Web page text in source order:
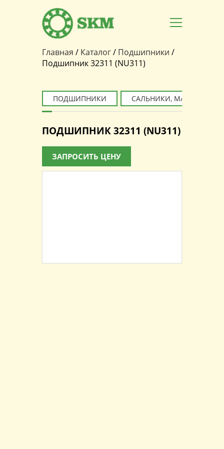
Вы здесь
Главная / Каталог/ Подшипники /
Подшипник 32311 (NU311)
ПОДШИПНИКИ САЛЬНИКИ, МАНЖЕТЫ
ПОДШИПНИК 32311 (NU311)
ЗАПРОСИТЬ ЦЕНУ